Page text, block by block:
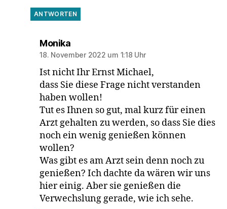
ANTWORTEN
Monikasagt:
18. November 2022 um 1:18 Uhr
Ist nicht Ihr Ernst Michael,
dass Sie diese Frage nicht verstanden
haben wollen!
Tut es Ihnen so gut, mal kurz für einen
Arzt gehalten zu werden, so dass Sie dies
noch ein wenig genießen können
wollen?
Was gibt es am Arzt sein denn noch zu
genießen? Ich dachte da wären wir uns
hier einig. Aber sie genießen die
Verwechslung gerade, wie ich sehe.